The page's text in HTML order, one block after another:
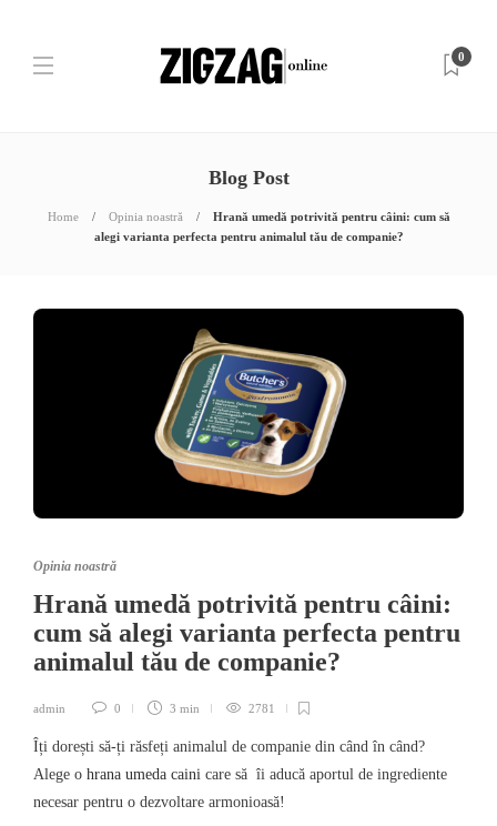
0
Blog Post
Home Opinia noastră
Hrană umedă potrivită pentru câini: cum să
alegi varianta perfecta pentru animalul tău de companie?
Opinia noastră
Hrană umedă potrivită pentru câini:
cum să alegi varianta perfecta pentru
animalul tău de companie?
admin 0 3 min 2781
Îți dorești să-ți răsfeți animalul de companie din când în când?
Alege o hrana umeda caini care să îi aducă aportul de ingrediente
necesar pentru o dezvoltare armonioasă!